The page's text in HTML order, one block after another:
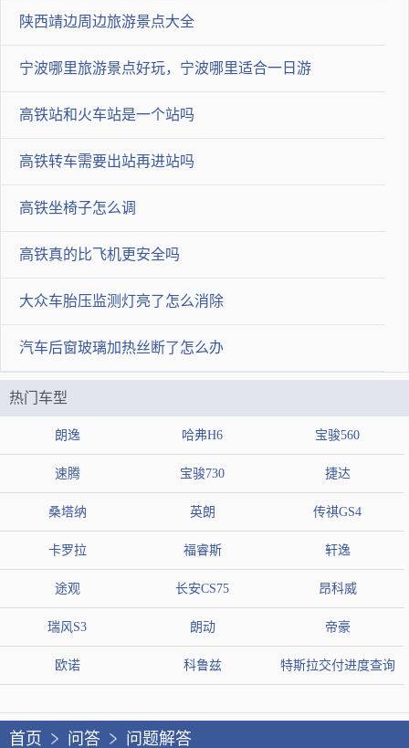
提交答案
陕西靖边周边旅游景点大全
宁波哪里旅游景点好玩，宁波哪里适合一日游
高铁站和火车站是一个站吗
高铁转车需要出站再进站吗
高铁坐椅子怎么调
高铁真的比飞机更安全吗
大众车胎压监测灯亮了怎么消除
汽车后窗玻璃加热丝断了怎么办
热门车型
朗逸 哈弗H6 宝骏560
速腾 宝骏730 捷达
桑塔纳 英朗 传祺GS4
卡罗拉 福睿斯 轩逸
途观 长安CS75 昂科威
瑞风S3 朗动 帝豪
欧诺 科鲁兹 特斯拉交付进度查询
首页 问答 问题解答